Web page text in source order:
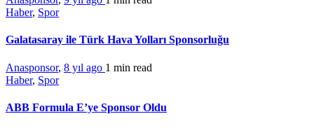
Haber, Spor
Galatasaray ile Türk Hava Yolları Sponsorluğu
Anasponsor, 8 yıl ago 1 min read
Haber, Spor
ABB Formula E’ye Sponsor Oldu